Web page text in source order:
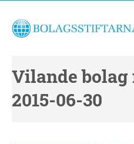
Vilande
2015-06-30